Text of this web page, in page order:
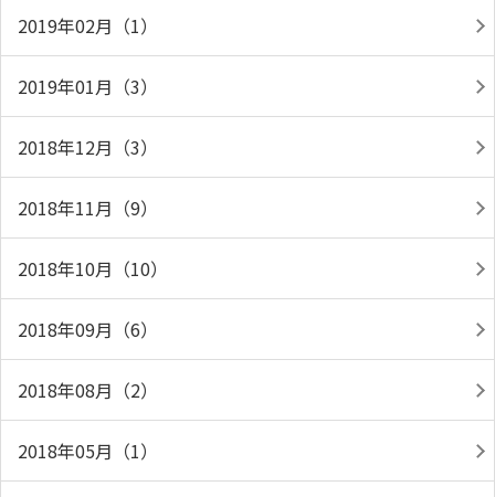
2019年02月（1）
2019年01月（3）
2018年12月（3）
2018年11月（9）
2018年10月（10）
2018年09月（6）
2018年08月（2）
2018年05月（1）